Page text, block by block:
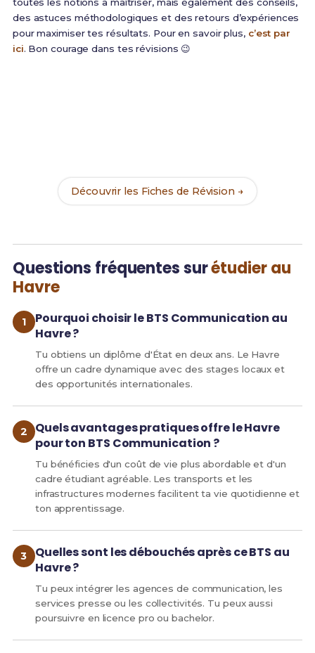
toutes les notions à maîtriser, mais également des conseils,
des astuces méthodologiques et des retours d’expériences
pour maximiser tes résultats. Pour en savoir plus, c’est par
ici. Bon courage dans tes révisions 😉
Découvrir les Fiches de Révision →
Questions fréquentes surétudier au
Havre
Pourquoi choisir le BTS Communication au
Havre ?
Tu obtiens un diplôme d'État en deux ans. Le Havre
offre un cadre dynamique avec des stages locaux et
des opportunités internationales.
Quels avantages pratiques offre le Havre
pour ton BTS Communication ?
Tu bénéficies d'un coût de vie plus abordable et d'un
cadre étudiant agréable. Les transports et les
infrastructures modernes facilitent ta vie quotidienne et
ton apprentissage.
Quelles sont les débouchés après ce BTS au
Havre ?
Tu peux intégrer les agences de communication, les
services presse ou les collectivités. Tu peux aussi
poursuivre en licence pro ou bachelor.